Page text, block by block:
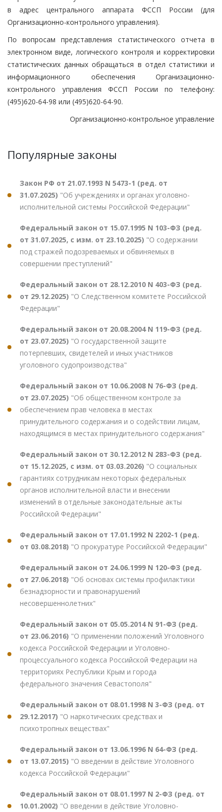
в адрес центрального аппарата ФССП России (для
Организационно-контрольного управления).
По вопросам представления статистического отчета в
электронном виде, логического контроля и корректировки
статистических данных обращаться в отдел статистики и
информационного обеспечения Организационно-
контрольного управления ФССП России по телефону:
(495)620-64-98 или (495)620-64-90.
Организационно-контрольное управление
Популярные законы
Закон РФ от 21.07.1993 N 5473-1 (ред. от
31.07.2025) "Об учреждениях и органах уголовно-
исполнительной системы Российской Федерации"
Федеральный закон от 15.07.1995 N 103-ФЗ (ред.
от 31.07.2025, с изм. от 23.10.2025) "О содержании
под стражей подозреваемых и обвиняемых в
совершении преступлений"
Федеральный закон от 28.12.2010 N 403-ФЗ (ред.
от 29.12.2025) "О Следственном комитете Российской
Федерации"
Федеральный закон от 20.08.2004 N 119-ФЗ (ред.
от 23.07.2025) "О государственной защите
потерпевших, свидетелей и иных участников
уголовного судопроизводства"
Федеральный закон от 10.06.2008 N 76-ФЗ (ред.
от 23.07.2025) "Об общественном контроле за
обеспечением прав человека в местах
принудительного содержания и о содействии лицам,
находящимся в местах принудительного содержания"
Федеральный закон от 30.12.2012 N 283-ФЗ (ред.
от 15.12.2025, с изм. от 03.03.2026) "О социальных
гарантиях сотрудникам некоторых федеральных
органов исполнительной власти и внесении
изменений в отдельные законодательные акты
Российской Федерации"
Федеральный закон от 17.01.1992 N 2202-1 (ред.
от 03.08.2018) "О прокуратуре Российской Федерации"
Федеральный закон от 24.06.1999 N 120-ФЗ (ред.
от 27.06.2018) "Об основах системы профилактики
безнадзорности и правонарушений
несовершеннолетних"
Федеральный закон от 05.05.2014 N 91-ФЗ (ред.
от 23.06.2016) "О применении положений Уголовного
кодекса Российской Федерации и Уголовно-
процессуального кодекса Российской Федерации на
территориях Республики Крым и города
федерального значения Севастополя"
Федеральный закон от 08.01.1998 N 3-ФЗ (ред. от
29.12.2017) "О наркотических средствах и
психотропных веществах"
Федеральный закон от 13.06.1996 N 64-ФЗ (ред.
от 13.07.2015) "О введении в действие Уголовного
кодекса Российской Федерации"
Федеральный закон от 08.01.1997 N 2-ФЗ (ред. от
10.01.2002) "О введении в действие Уголовно-